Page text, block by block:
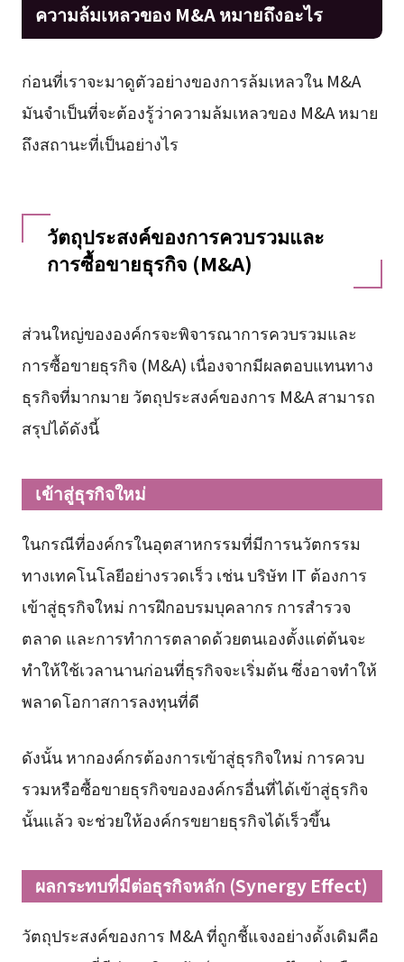
ความล้มเหลวของ M&A หมายถึงอะไร
ก่อนที่เราจะมาดูตัวอย่างของการล้มเหลวใน M&A
มันจำเป็นที่จะต้องรู้ว่าความล้มเหลวของ M&A หมาย
ถึงสถานะที่เป็นอย่างไร
วัตถุประสงค์ของการควบรวมและ
การซื้อขายธุรกิจ (M&A)
ส่วนใหญ่ขององค์กรจะพิจารณาการควบรวมและ
การซื้อขายธุรกิจ (M&A) เนื่องจากมีผลตอบแทนทาง
ธุรกิจที่มากมาย วัตถุประสงค์ของการ M&A สามารถ
สรุปได้ดังนี้
เข้าสู่ธุรกิจใหม่
ในกรณีที่องค์กรในอุตสาหกรรมที่มีการนวัตกรรม
ทางเทคโนโลยีอย่างรวดเร็ว เช่น บริษัท IT ต้องการ
เข้าสู่ธุรกิจใหม่ การฝึกอบรมบุคลากร การสำรวจ
ตลาด และการทำการตลาดด้วยตนเองตั้งแต่ต้นจะ
ทำให้ใช้เวลานานก่อนที่ธุรกิจจะเริ่มต้น ซึ่งอาจทำให้
พลาดโอกาสการลงทุนที่ดี
ดังนั้น หากองค์กรต้องการเข้าสู่ธุรกิจใหม่ การควบ
รวมหรือซื้อขายธุรกิจขององค์กรอื่นที่ได้เข้าสู่ธุรกิจ
นั้นแล้ว จะช่วยให้องค์กรขยายธุรกิจได้เร็วขึ้น
ผลกระทบที่มีต่อธุรกิจหลัก (Synergy Effect)
วัตถุประสงค์ของการ M&A ที่ถูกชี้แจงอย่างดั้งเดิมคือ